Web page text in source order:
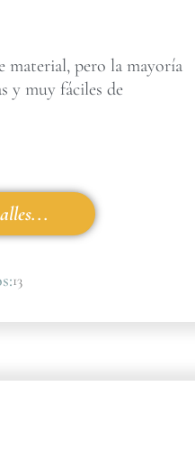
pero la mayoría
y muy fáciles de
13